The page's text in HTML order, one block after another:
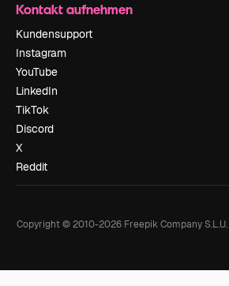
Kontakt aufnehmen
Kundensupport
Instagram
YouTube
LinkedIn
TikTok
Discord
X
Reddit
Copyright © 2010-2026Freepik Company S.L.U.